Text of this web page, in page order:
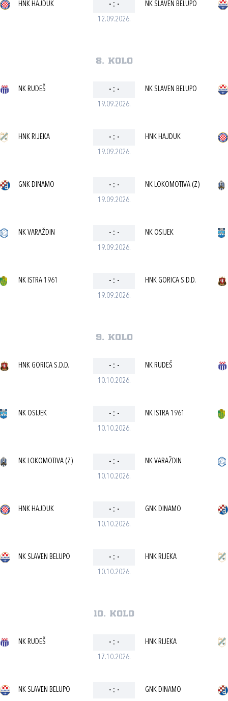
12.09.2026.
HNK HAJDUK - : - NK SLAVEN BELUPO
8. kolo
19.09.2026.
NK RUDEŠ - : - NK SLAVEN BELUPO
19.09.2026.
HNK RIJEKA - : - HNK HAJDUK
19.09.2026.
GNK DINAMO - : - NK LOKOMOTIVA (Z)
19.09.2026.
NK VARAŽDIN - : - NK OSIJEK
19.09.2026.
NK ISTRA 1961 - : - HNK GORICA S.D.D.
9. kolo
10.10.2026.
HNK GORICA S.D.D. - : - NK RUDEŠ
10.10.2026.
NK OSIJEK - : - NK ISTRA 1961
10.10.2026.
NK LOKOMOTIVA (Z) - : - NK VARAŽDIN
10.10.2026.
HNK HAJDUK - : - GNK DINAMO
10.10.2026.
NK SLAVEN BELUPO - : - HNK RIJEKA
10. kolo
17.10.2026.
NK RUDEŠ - : - HNK RIJEKA
NK SLAVEN BELUPO - : - GNK DINAMO